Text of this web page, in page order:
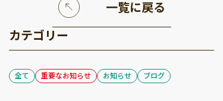
一覧に戻る
カテゴリー
全て 重要なお知らせ お知らせ ブログ